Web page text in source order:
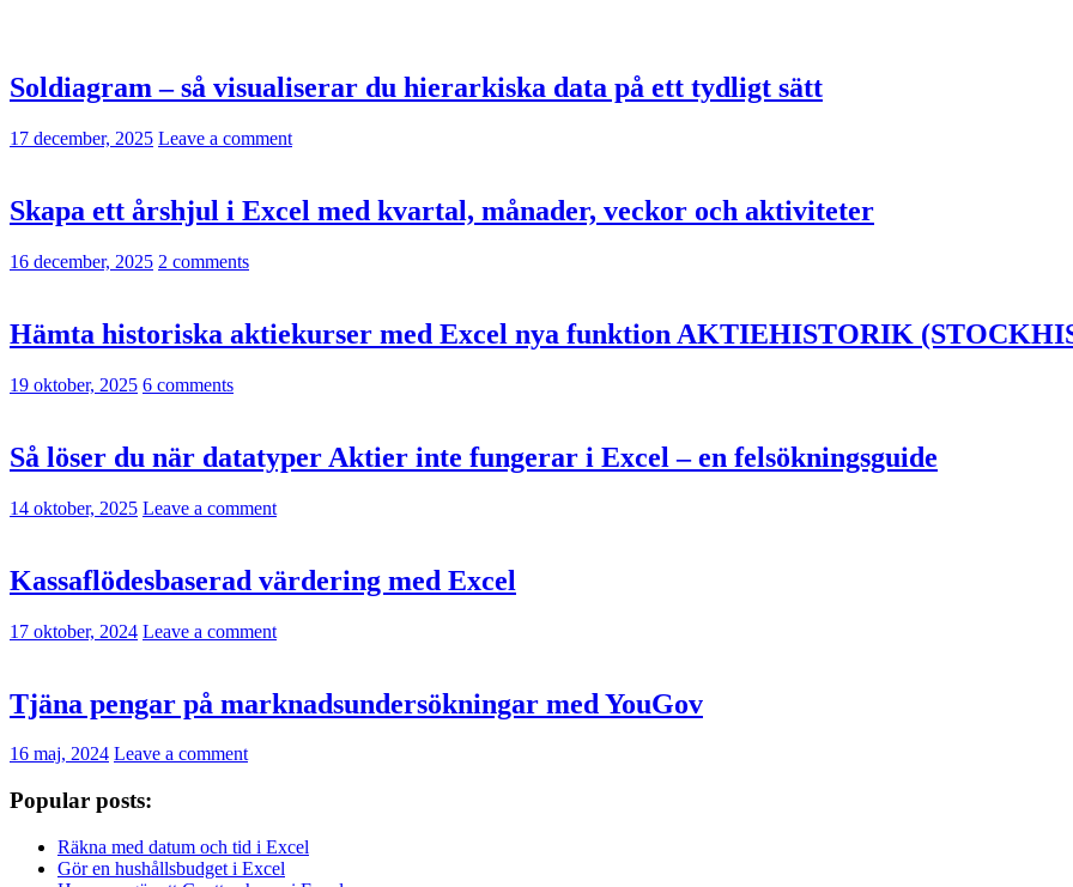
Soldiagram – så visualiserar du hierarkiska data på ett tydligt sätt
17 december, 2025 Leave a comment
Skapa ett årshjul i Excel med kvartal, månader, veckor och aktiviteter
16 december, 2025 2 comments
Hämta historiska aktiekurser med Excel nya funktion AKTIEHISTORIK
19 oktober, 2025 6 comments
Så löser du när datatyper Aktier inte fungerar i Excel – en felsökningsguide
14 oktober, 2025 Leave a comment
Kassaflödesbaserad värdering med Excel
17 oktober, 2024 Leave a comment
Tjäna pengar på marknadsundersökningar med YouGov
16 maj, 2024 Leave a comment
Popular posts:
Räkna med datum och tid i Excel
Gör en hushållsbudget i Excel